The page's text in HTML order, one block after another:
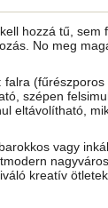
hozzá tű, sem
No meg
szépen
eltávolítható,
vagy
kreatív